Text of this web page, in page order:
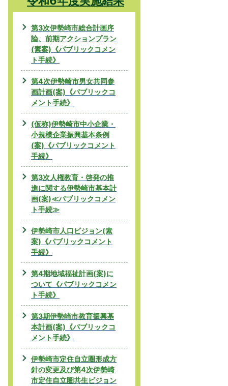
第3次伊勢崎市総合計画序
論、前期アクションプラン
(素案)《パブリックコメン
ト手続》
第4次伊勢崎市男女共同参
画計画(案)《パブリックコ
メント手続》
(仮称)伊勢崎市中小企業・
小規模企業振興基本条例
(案)《パブリックコメント
手続》
第3次人権教育・啓発の推
進に関する伊勢崎市基本計
画(案)≪パブリックコメン
ト手続≫
伊勢崎市人口ビジョン(素
案)《パブリックコメント
手続》
第4期地域福祉計画(案)に
ついて《パブリックコメン
ト手続》
第3期伊勢崎市教育振興基
本計画(案)《パブリックコ
メント手続》
伊勢崎市定住自立圏形成方
針の変更及び第4次伊勢崎
市定住自立圏共生ビジョン